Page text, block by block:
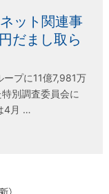
ット関連事
だまし取ら
プに11億7,981万
別調査委員会に
4月 …